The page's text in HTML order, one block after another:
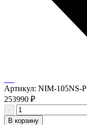
Артикул: NIM-105NS-P
253990 ₽
-
В корзину